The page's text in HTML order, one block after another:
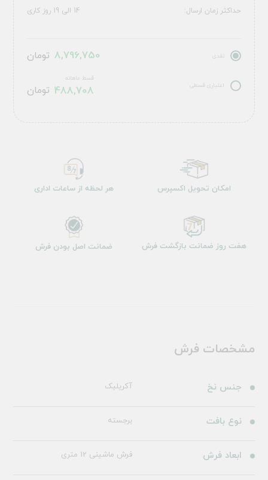
حداکثر زمان ارسال: 14 الی 19 روز کاری
نقدی 8,796,750 تومان
اعتباری قسطی
قسط ماهانه
488,708 تومان
امکان تحویل اکسپرس هر لحظه از ساعات اداری
هفت روز ضمانت بازگشت فرش ضمانت اصل بودن فرش
مشخصات فرش
جنس نخ آکریلیک
نوع بافت برجسته
ابعاد فرش فرش ماشینی 12 متری